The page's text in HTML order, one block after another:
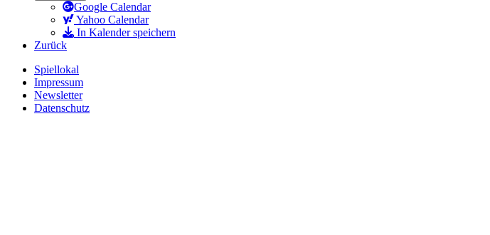
Google Calendar
Yahoo Calendar
In Kalender speichern
Zurück
Spiellokal
Impressum
Newsletter
Datenschutz